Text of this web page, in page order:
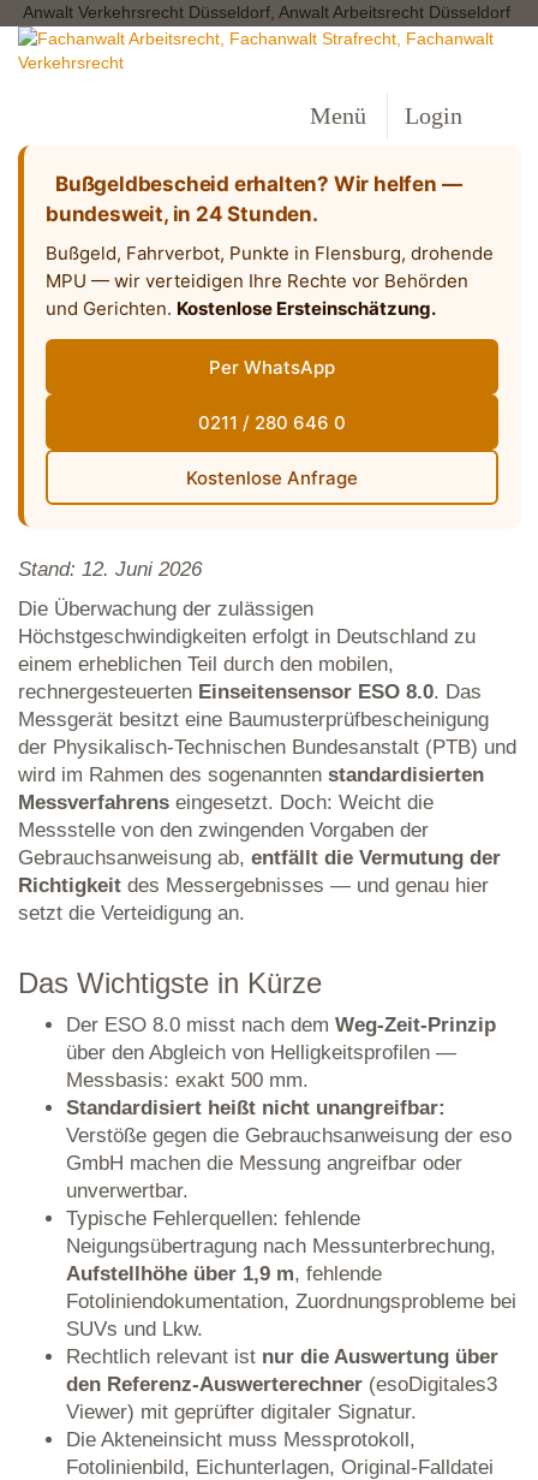
Anwalt Verkehrsrecht Düsseldorf, Anwalt Arbeitsrecht Düsseldorf
Menü Login
Bußgeldbescheid erhalten? Wir helfen —
bundesweit, in 24 Stunden.
Bußgeld, Fahrverbot, Punkte in Flensburg, drohende
MPU — wir verteidigen Ihre Rechte vor Behörden
und Gerichten. Kostenlose Ersteinschätzung.
Per WhatsApp
0211 / 280 646 0
Kostenlose Anfrage
Stand: 12. Juni 2026
Die Überwachung der zulässigen
Höchstgeschwindigkeiten erfolgt in Deutschland zu
einem erheblichen Teil durch den mobilen,
rechnergesteuerten Einseitensensor ESO 8.0. Das
Messgerät besitzt eine Baumusterprüfbescheinigung
der Physikalisch-Technischen Bundesanstalt (PTB) und
wird im Rahmen des sogenannten standardisierten
Messverfahrens eingesetzt. Doch: Weicht die
Messstelle von den zwingenden Vorgaben der
Gebrauchsanweisung ab, entfällt die Vermutung der
Richtigkeit des Messergebnisses — und genau hier
setzt die Verteidigung an.
Das Wichtigste in Kürze
Der ESO 8.0 misst nach dem Weg-Zeit-Prinzip
über den Abgleich von Helligkeitsprofilen —
Messbasis: exakt 500 mm.
Standardisiert heißt nicht unangreifbar:
Verstöße gegen die Gebrauchsanweisung der eso
GmbH machen die Messung angreifbar oder
unverwertbar.
Typische Fehlerquellen: fehlende
Neigungsübertragung nach Messunterbrechung,
Aufstellhöhe über 1,9 m, fehlende
Fotoliniendokumentation, Zuordnungsprobleme bei
SUVs und Lkw.
Rechtlich relevant ist nur die Auswertung über
den Referenz-Auswerterechner (esoDigitales3
Viewer) mit geprüfter digitaler Signatur.
Die Akteneinsicht muss Messprotokoll,
Fotolinienbild, Eichunterlagen, Original-Falldatei